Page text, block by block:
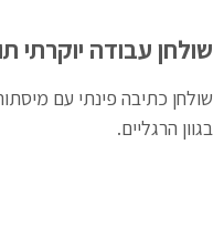
שולחן עבודה יוקרתי
שולחן כתיבה פינתי עם
בגוון הרגליים.